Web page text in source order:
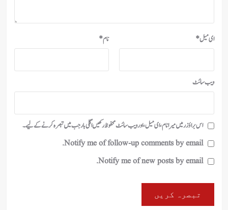
نام* ای میل*
ویب‌ سائٹ
اس براؤزر میں میرا نام، ای میل، اور ویب سائٹ محفوظ رکھیں اگلی بار جب میں تبصرہ کرنے کےلیے۔
Notify me of follow-up comments by email.
Notify me of new posts by email.